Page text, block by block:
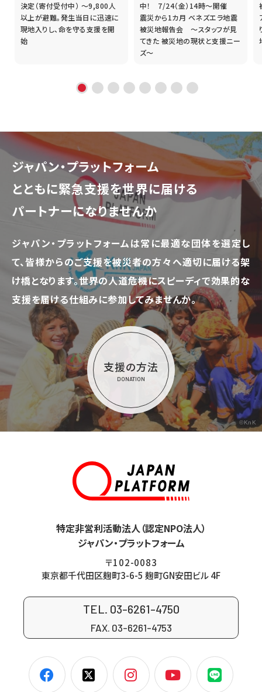
決定（寄付受付中） ～9,800人
以上が避難。発生当日に迅速に
現地入りし、命を守る支援を開
始
中！ 7/24（金）14時～開催
震災から1カ月 ベネズエラ地震
被災地報告会 ～スタッフが見
てきた 被災地の現状と支援ニー
ズ～
ジャパン・プラットフォーム
とともに緊急支援を世界に届ける
パートナーになりませんか
ジャパン・プラットフォームは常に最適な団体を選定し
て、皆様からのご支援を被災者の方々へ適切に届ける架
け橋となります。世界の人道危機にスピーディで効果的な
支援を届ける仕組みに参加してみませんか。
支援の方法
DONATION
©KnK
特定非営利活動法人（認定NPO法人）
ジャパン・プラットフォーム
〒102-0083
東京都千代田区麹町3-6-5 麹町GN安田ビル 4F
TEL. 03-6261-4750
FAX. 03-6261-4753